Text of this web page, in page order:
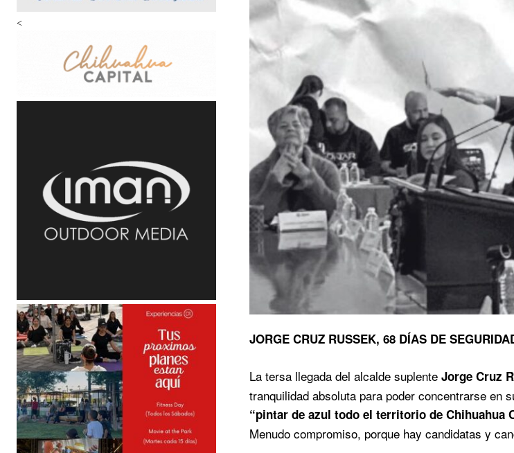
<
JORGE CRUZ RUSSEK, 68 DÍAS DE
La tersa llegada del alcalde suplente Jorge Cruz
tranquilidad absoluta para poder concentrarse en
“pintar de azul todo el territorio de Chihuahua
Menudo compromiso, porque hay candidatas y